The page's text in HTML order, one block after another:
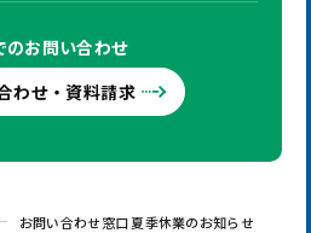
のお問い合わせ
わせ・資料請求
お問い合わせ窓口 夏季休業のお知らせ